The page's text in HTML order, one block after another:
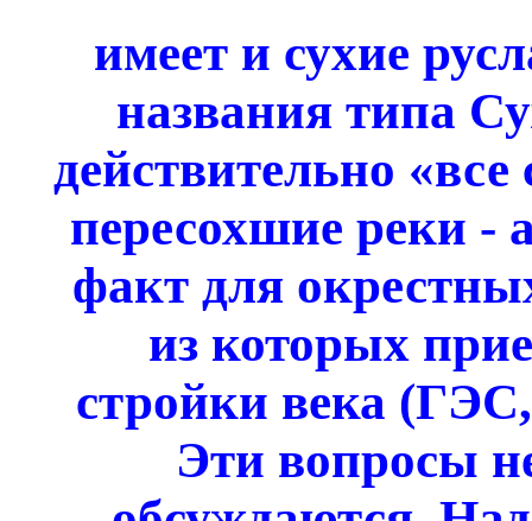
имеет и сухие
названия типа
действительно
пересохшие реки -
факт для
из которых
стройки века
Эти вопросы